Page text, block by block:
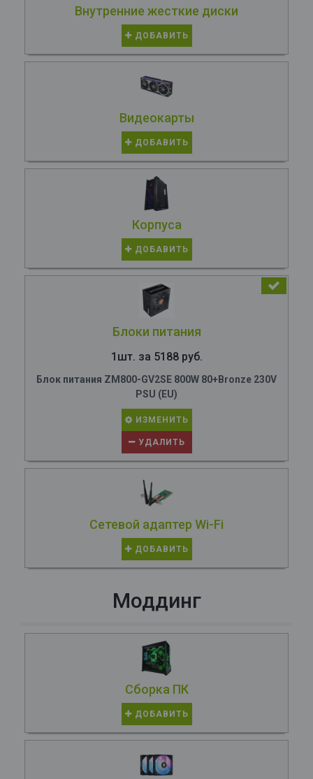
Внутренние жесткие диски
ДОБАВИТЬ
Видеокарты
ДОБАВИТЬ
Корпуса
ДОБАВИТЬ
Блоки питания
1шт. за 5188 руб.
Блок питания ZM800-GV2SE 800W 80+Bronze 230V
PSU (EU)
ИЗМЕНИТЬ
УДАЛИТЬ
Сетевой адаптер Wi-Fi
ДОБАВИТЬ
Моддинг
Сборка ПК
ДОБАВИТЬ